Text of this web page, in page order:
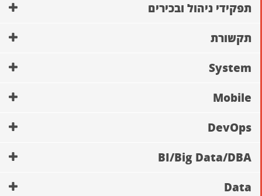
תפקידי ניהול ובכירים
תקשורת
System
Mobile
DevOps
BI/Big Data/DBA
Data